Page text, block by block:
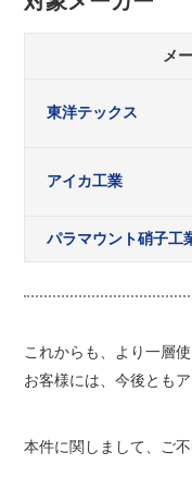
メ
東洋テックス
アイカ工業
パラマウント硝子工
これからも、より一層
お客様には、今後とも
本件に関しまして、ご